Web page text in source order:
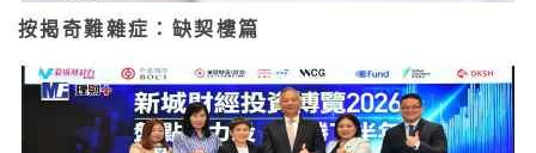
按揭奇難雜症：缺契樓篇